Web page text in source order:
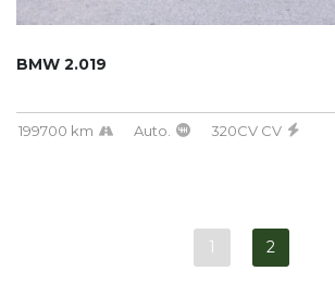
BMW 2.019
199700 km Auto. 320CV CV
1 2